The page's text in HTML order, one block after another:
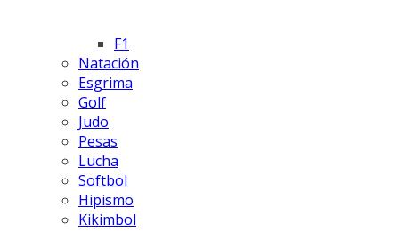
F1
Natación
Esgrima
Golf
Judo
Pesas
Lucha
Softbol
Hipismo
Kikimbol